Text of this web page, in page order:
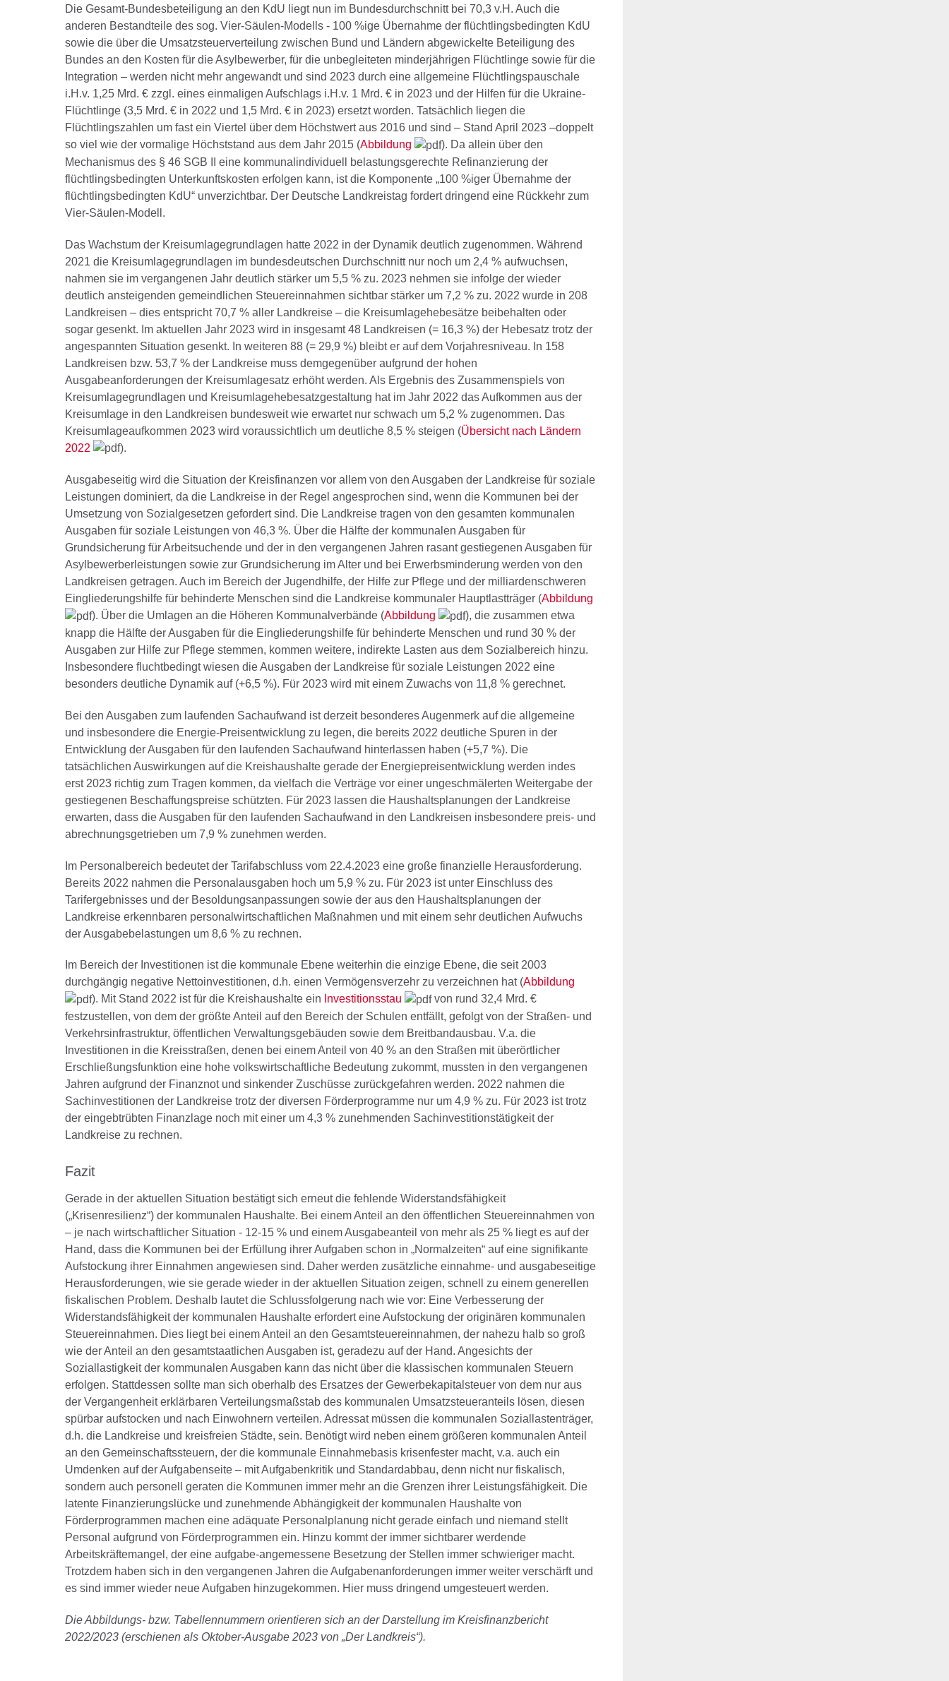
Die Gesamt-Bundesbeteiligung an den KdU liegt nun im Bundesdurchschnitt bei 70,3 v.H. Auch die
anderen Bestandteile des sog. Vier-Säulen-Modells - 100 %ige Übernahme der flüchtlingsbedingten KdU
sowie die über die Umsatzsteuerverteilung zwischen Bund und Ländern abgewickelte Beteiligung des
Bundes an den Kosten für die Asylbewerber, für die unbegleiteten minderjährigen Flüchtlinge sowie für die
Integration – werden nicht mehr angewandt und sind 2023 durch eine allgemeine Flüchtlingspauschale
i.H.v. 1,25 Mrd. € zzgl. eines einmaligen Aufschlags i.H.v. 1 Mrd. € in 2023 und der Hilfen für die Ukraine-
Flüchtlinge (3,5 Mrd. € in 2022 und 1,5 Mrd. € in 2023) ersetzt worden. Tatsächlich liegen die
Flüchtlingszahlen um fast ein Viertel über dem Höchstwert aus 2016 und sind – Stand April 2023 –doppelt
so viel wie der vormalige Höchststand aus dem Jahr 2015 (Abbildung
). Da allein über den
Mechanismus des § 46 SGB II eine kommunalindividuell belastungsgerechte Refinanzierung der
flüchtlingsbedingten Unterkunftskosten erfolgen kann, ist die Komponente „100 %iger Übernahme der
flüchtlingsbedingten KdU“ unverzichtbar. Der Deutsche Landkreistag fordert dringend eine Rückkehr zum
Vier-Säulen-Modell.
Das Wachstum der Kreisumlagegrundlagen hatte 2022 in der Dynamik deutlich zugenommen. Während
2021 die Kreisumlagegrundlagen im bundesdeutschen Durchschnitt nur noch um 2,4 % aufwuchsen,
nahmen sie im vergangenen Jahr deutlich stärker um 5,5 % zu. 2023 nehmen sie infolge der wieder
deutlich ansteigenden gemeindlichen Steuereinnahmen sichtbar stärker um 7,2 % zu. 2022 wurde in 208
Landkreisen – dies entspricht 70,7 % aller Landkreise – die Kreisumlagehebesätze beibehalten oder
sogar gesenkt. Im aktuellen Jahr 2023 wird in insgesamt 48 Landkreisen (= 16,3 %) der Hebesatz trotz der
angespannten Situation gesenkt. In weiteren 88 (= 29,9 %) bleibt er auf dem Vorjahresniveau. In 158
Landkreisen bzw. 53,7 % der Landkreise muss demgegenüber aufgrund der hohen
Ausgabeanforderungen der Kreisumlagesatz erhöht werden. Als Ergebnis des Zusammenspiels von
Kreisumlagegrundlagen und Kreisumlagehebesatzgestaltung hat im Jahr 2022 das Aufkommen aus der
Kreisumlage in den Landkreisen bundesweit wie erwartet nur schwach um 5,2 % zugenommen. Das
Kreisumlageaufkommen 2023 wird voraussichtlich um deutliche 8,5 % steigen (Übersicht nach Ländern
2022
).
Ausgabeseitig wird die Situation der Kreisfinanzen vor allem von den Ausgaben der Landkreise für soziale
Leistungen dominiert, da die Landkreise in der Regel angesprochen sind, wenn die Kommunen bei der
Umsetzung von Sozialgesetzen gefordert sind. Die Landkreise tragen von den gesamten kommunalen
Ausgaben für soziale Leistungen von 46,3 %. Über die Hälfte der kommunalen Ausgaben für
Grundsicherung für Arbeitsuchende und der in den vergangenen Jahren rasant gestiegenen Ausgaben für
Asylbewerberleistungen sowie zur Grundsicherung im Alter und bei Erwerbsminderung werden von den
Landkreisen getragen. Auch im Bereich der Jugendhilfe, der Hilfe zur Pflege und der milliardenschweren
Eingliederungshilfe für behinderte Menschen sind die Landkreise kommunaler Hauptlastträger (Abbildung
). Über die Umlagen an die Höheren Kommunalverbände (Abbildung
), die zusammen etwa
knapp die Hälfte der Ausgaben für die Eingliederungshilfe für behinderte Menschen und rund 30 % der
Ausgaben zur Hilfe zur Pflege stemmen, kommen weitere, indirekte Lasten aus dem Sozialbereich hinzu.
Insbesondere fluchtbedingt wiesen die Ausgaben der Landkreise für soziale Leistungen 2022 eine
besonders deutliche Dynamik auf (+6,5 %). Für 2023 wird mit einem Zuwachs von 11,8 % gerechnet.
Bei den Ausgaben zum laufenden Sachaufwand ist derzeit besonderes Augenmerk auf die allgemeine
und insbesondere die Energie-Preisentwicklung zu legen, die bereits 2022 deutliche Spuren in der
Entwicklung der Ausgaben für den laufenden Sachaufwand hinterlassen haben (+5,7 %). Die
tatsächlichen Auswirkungen auf die Kreishaushalte gerade der Energiepreisentwicklung werden indes
erst 2023 richtig zum Tragen kommen, da vielfach die Verträge vor einer ungeschmälerten Weitergabe der
gestiegenen Beschaffungspreise schützten. Für 2023 lassen die Haushaltsplanungen der Landkreise
erwarten, dass die Ausgaben für den laufenden Sachaufwand in den Landkreisen insbesondere preis- und
abrechnungsgetrieben um 7,9 % zunehmen werden.
Im Personalbereich bedeutet der Tarifabschluss vom 22.4.2023 eine große finanzielle Herausforderung.
Bereits 2022 nahmen die Personalausgaben hoch um 5,9 % zu. Für 2023 ist unter Einschluss des
Tarifergebnisses und der Besoldungsanpassungen sowie der aus den Haushaltsplanungen der
Landkreise erkennbaren personalwirtschaftlichen Maßnahmen und mit einem sehr deutlichen Aufwuchs
der Ausgabebelastungen um 8,6 % zu rechnen.
Im Bereich der Investitionen ist die kommunale Ebene weiterhin die einzige Ebene, die seit 2003
durchgängig negative Nettoinvestitionen, d.h. einen Vermögensverzehr zu verzeichnen hat (Abbildung
). Mit Stand 2022 ist für die Kreishaushalte ein Investitionsstau
von rund 32,4 Mrd. €
festzustellen, von dem der größte Anteil auf den Bereich der Schulen entfällt, gefolgt von der Straßen- und
Verkehrsinfrastruktur, öffentlichen Verwaltungsgebäuden sowie dem Breitbandausbau. V.a. die
Investitionen in die Kreisstraßen, denen bei einem Anteil von 40 % an den Straßen mit überörtlicher
Erschließungsfunktion eine hohe volkswirtschaftliche Bedeutung zukommt, mussten in den vergangenen
Jahren aufgrund der Finanznot und sinkender Zuschüsse zurückgefahren werden. 2022 nahmen die
Sachinvestitionen der Landkreise trotz der diversen Förderprogramme nur um 4,9 % zu. Für 2023 ist trotz
der eingebtrübten Finanzlage noch mit einer um 4,3 % zunehmenden Sachinvestitionstätigkeit der
Landkreise zu rechnen.
Fazit
Gerade in der aktuellen Situation bestätigt sich erneut die fehlende Widerstandsfähigkeit
(„Krisenresilienz“) der kommunalen Haushalte. Bei einem Anteil an den öffentlichen Steuereinnahmen von
– je nach wirtschaftlicher Situation - 12-15 % und einem Ausgabeanteil von mehr als 25 % liegt es auf der
Hand, dass die Kommunen bei der Erfüllung ihrer Aufgaben schon in „Normalzeiten“ auf eine signifikante
Aufstockung ihrer Einnahmen angewiesen sind. Daher werden zusätzliche einnahme- und ausgabeseitige
Herausforderungen, wie sie gerade wieder in der aktuellen Situation zeigen, schnell zu einem generellen
fiskalischen Problem. Deshalb lautet die Schlussfolgerung nach wie vor: Eine Verbesserung der
Widerstandsfähigkeit der kommunalen Haushalte erfordert eine Aufstockung der originären kommunalen
Steuereinnahmen. Dies liegt bei einem Anteil an den Gesamtsteuereinnahmen, der nahezu halb so groß
wie der Anteil an den gesamtstaatlichen Ausgaben ist, geradezu auf der Hand. Angesichts der
Soziallastigkeit der kommunalen Ausgaben kann das nicht über die klassischen kommunalen Steuern
erfolgen. Stattdessen sollte man sich oberhalb des Ersatzes der Gewerbekapitalsteuer von dem nur aus
der Vergangenheit erklärbaren Verteilungsmaßstab des kommunalen Umsatzsteueranteils lösen, diesen
spürbar aufstocken und nach Einwohnern verteilen. Adressat müssen die kommunalen Soziallastenträger,
d.h. die Landkreise und kreisfreien Städte, sein. Benötigt wird neben einem größeren kommunalen Anteil
an den Gemeinschaftssteuern, der die kommunale Einnahmebasis krisenfester macht, v.a. auch ein
Umdenken auf der Aufgabenseite – mit Aufgabenkritik und Standardabbau, denn nicht nur fiskalisch,
sondern auch personell geraten die Kommunen immer mehr an die Grenzen ihrer Leistungsfähigkeit. Die
latente Finanzierungslücke und zunehmende Abhängigkeit der kommunalen Haushalte von
Förderprogrammen machen eine adäquate Personalplanung nicht gerade einfach und niemand stellt
Personal aufgrund von Förderprogrammen ein. Hinzu kommt der immer sichtbarer werdende
Arbeitskräftemangel, der eine aufgabe-angemessene Besetzung der Stellen immer schwieriger macht.
Trotzdem haben sich in den vergangenen Jahren die Aufgabenanforderungen immer weiter verschärft und
es sind immer wieder neue Aufgaben hinzugekommen. Hier muss dringend umgesteuert werden.
Die Abbildungs- bzw. Tabellennummern orientieren sich an der Darstellung im Kreisfinanzbericht
2022/2023 (erschienen als Oktober-Ausgabe 2023 von „Der Landkreis“).